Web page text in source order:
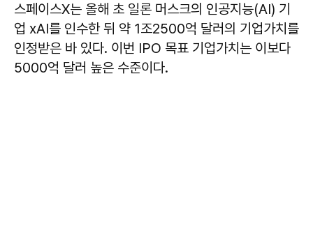
스페이스X는 올해 초 일론 머스크의 인공지능(AI) 기
업 xAI를 인수한 뒤 약 1조2500억 달러의 기업가치를
인정받은 바 있다. 이번 IPO 목표 기업가치는 이보다
5000억 달러 높은 수준이다.